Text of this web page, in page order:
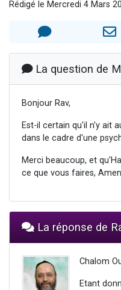
Il reste
Eva vient
Rédigé le Mercredi 4 Mars
La question de
Bonjour Rav,
Est-il certain qu'il n'y ait
dans le cadre d'une
Merci beaucoup, et
ce que vous faires,
La réponse de
Chalom
Etant